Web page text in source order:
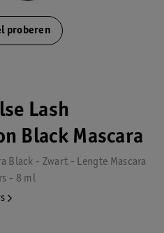
proberen
Lash
Black Mascara
Black - Zwart - Lengte Mascara
- 8 ml